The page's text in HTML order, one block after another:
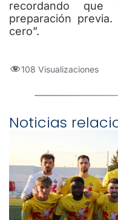
recordando
preparación
cero”.
108 Visualizaciones
Noticias